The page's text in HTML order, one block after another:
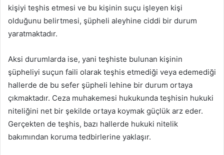
kişiyi teşhis etmesi ve bu kişinin suçu işleyen kişi
olduğunu belirtmesi, şüpheli aleyhine ciddi bir durum
yaratmaktadır.
Aksi durumlarda ise, yani teşhiste bulunan kişinin
şüpheliyi suçun faili olarak teşhis etmediği veya edemediği
hallerde de bu sefer şüpheli lehine bir durum ortaya
çıkmaktadır. Ceza muhakemesi hukukunda teşhisin hukuki
niteliğini net bir şekilde ortaya koymak güçlük arz eder.
Gerçekten de teşhis, bazı hallerde hukuki nitelik
bakımından koruma tedbirlerine yaklaşır.